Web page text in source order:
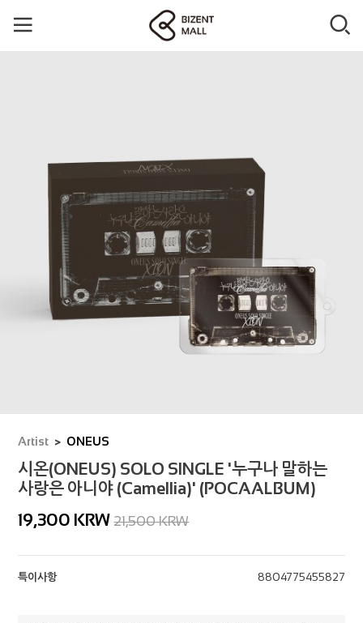
Artist ONEUS
시온(ONEUS) SOLO SINGLE '누구나 말하는
사랑은 아니야 (Camellia)' (POCAALBUM)
19,300 KRW21,500 KRW
특이사항 8804775455827